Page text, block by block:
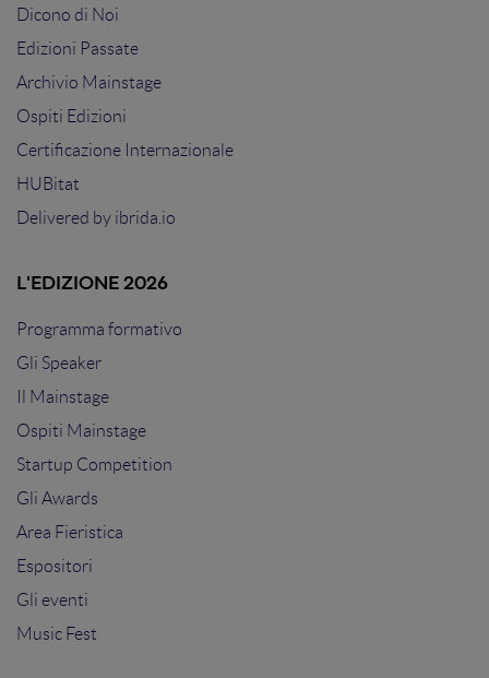
Dicono di Noi
Edizioni Passate
Archivio Mainstage
Ospiti Edizioni
Certificazione Internazionale
HUBitat
Delivered by ibrida.io
L'EDIZIONE 2026
Programma formativo
Gli Speaker
Il Mainstage
Ospiti Mainstage
Startup Competition
Gli Awards
Area Fieristica
Espositori
Gli eventi
Music Fest